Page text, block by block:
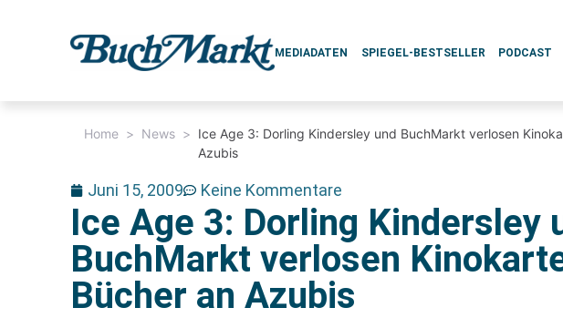
MEDIADATEN SPIEGEL-BESTSELLER PODCAST
Home > News > Ice Age 3: Dorling Kindersley und BuchMarkt verlosen
Azubis
Juni 15, 2009 Keine Kommentare
Ice Age 3: Dorling Kindersley
BuchMarkt verlosen
Bücher an Azubis